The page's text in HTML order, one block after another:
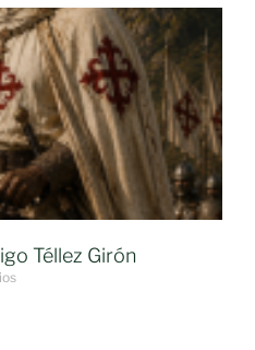
Téllez Girón